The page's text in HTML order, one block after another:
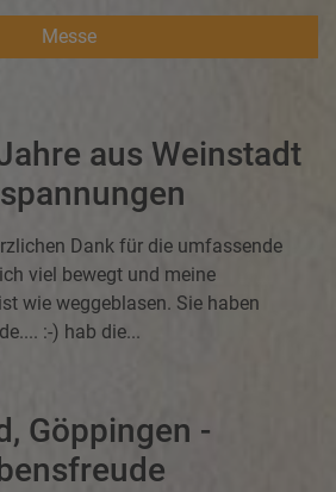
Messe
aus Weinstadt
Dank für die umfassende
viel bewegt und meine
wie weggeblasen. Sie haben
:-) hab die...
Göppingen -